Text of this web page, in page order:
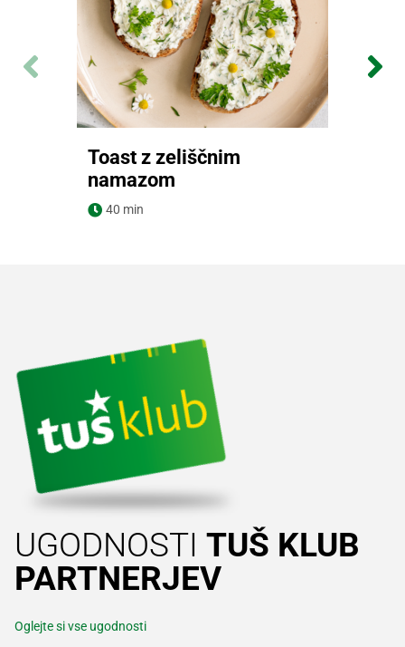
Navodila za pripravo
Toast z zeliščnim
namazom
40 min
UGODNOSTI TUŠ KLUB
PARTNERJEV
Oglejte si vse ugodnosti